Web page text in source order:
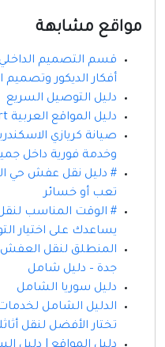
مواقع مشابهة
أفكار الديكور وتصميم
دليل التوصيل السريع
دليل المواقع العربية eerrt
وخدمة فورية داخل
# دليل نقل عفش حي
تعب أو خسائر
# الوقت المناسب
يساعدك على اختيار
المنطلق لنقل
جدة – دليل شامل
دليل سوريا الشامل
الدليل الشامل
تختار الأفضل لنقل